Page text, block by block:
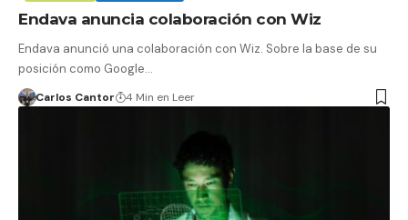
Endava anuncia colaboración con Wiz
Endava anunció una colaboración con Wiz. Sobre la base de su
posición como Google…
Carlos Cantor 4 Min en Leer